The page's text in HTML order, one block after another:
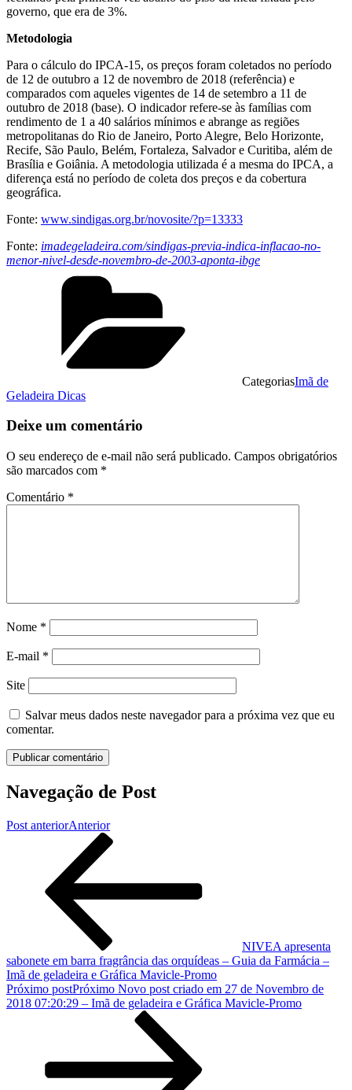
governo, que era de 3%.
Metodologia
Para o cálculo do IPCA-15, os preços foram coletados no período
de 12 de outubro a 12 de novembro de 2018 (referência) e
comparados com aqueles vigentes de 14 de setembro a 11 de
outubro de 2018 (base). O indicador refere-se às famílias com
rendimento de 1 a 40 salários mínimos e abrange as regiões
metropolitanas do Rio de Janeiro, Porto Alegre, Belo Horizonte,
Recife, São Paulo, Belém, Fortaleza, Salvador e Curitiba, além de
Brasília e Goiânia. A metodologia utilizada é a mesma do IPCA, a
diferença está no período de coleta dos preços e da cobertura
geográfica.
Fonte: www.sindigas.org.br/novosite/?p=13333
Fonte: imadegeladeira.com/sindigas-previa-indica-inflacao-no-
menor-nivel-desde-novembro-de-2003-aponta-ibge
CategoriasImã de
Geladeira Dicas
Deixe um comentário
O seu endereço de e-mail não será publicado. Campos obrigatórios
são marcados com *
Comentário *
Nome *
E-mail *
Site
Salvar meus dados neste navegador para a próxima vez que eu
comentar.
Navegação de Post
Post anteriorAnterior
NIVEA apresenta
sabonete em barra fragrância das orquídeas – Guia da Farmácia –
Imã de geladeira e Gráfica Mavicle-Promo
Próximo postPróximo Novo post criado em 27 de Novembro de
2018 07:20:29 – Imã de geladeira e Gráfica Mavicle-Promo